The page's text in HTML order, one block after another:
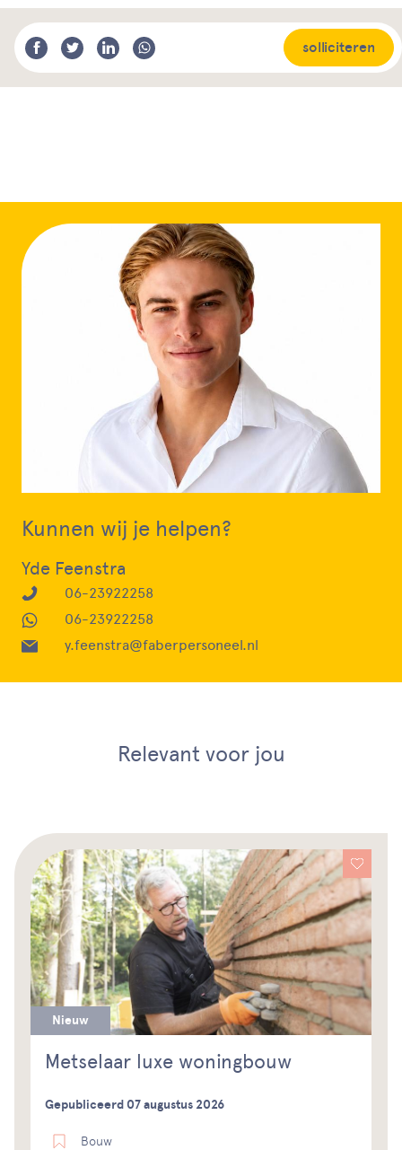
solliciteren
Kunnen wij je helpen?
Yde Feenstra
06-23922258
06-23922258
y.feenstra@faberpersoneel.nl
Relevant voor jou
Nieuw
Metselaar luxe woningbouw
Gepubliceerd 07 augustus 2026
Bouw